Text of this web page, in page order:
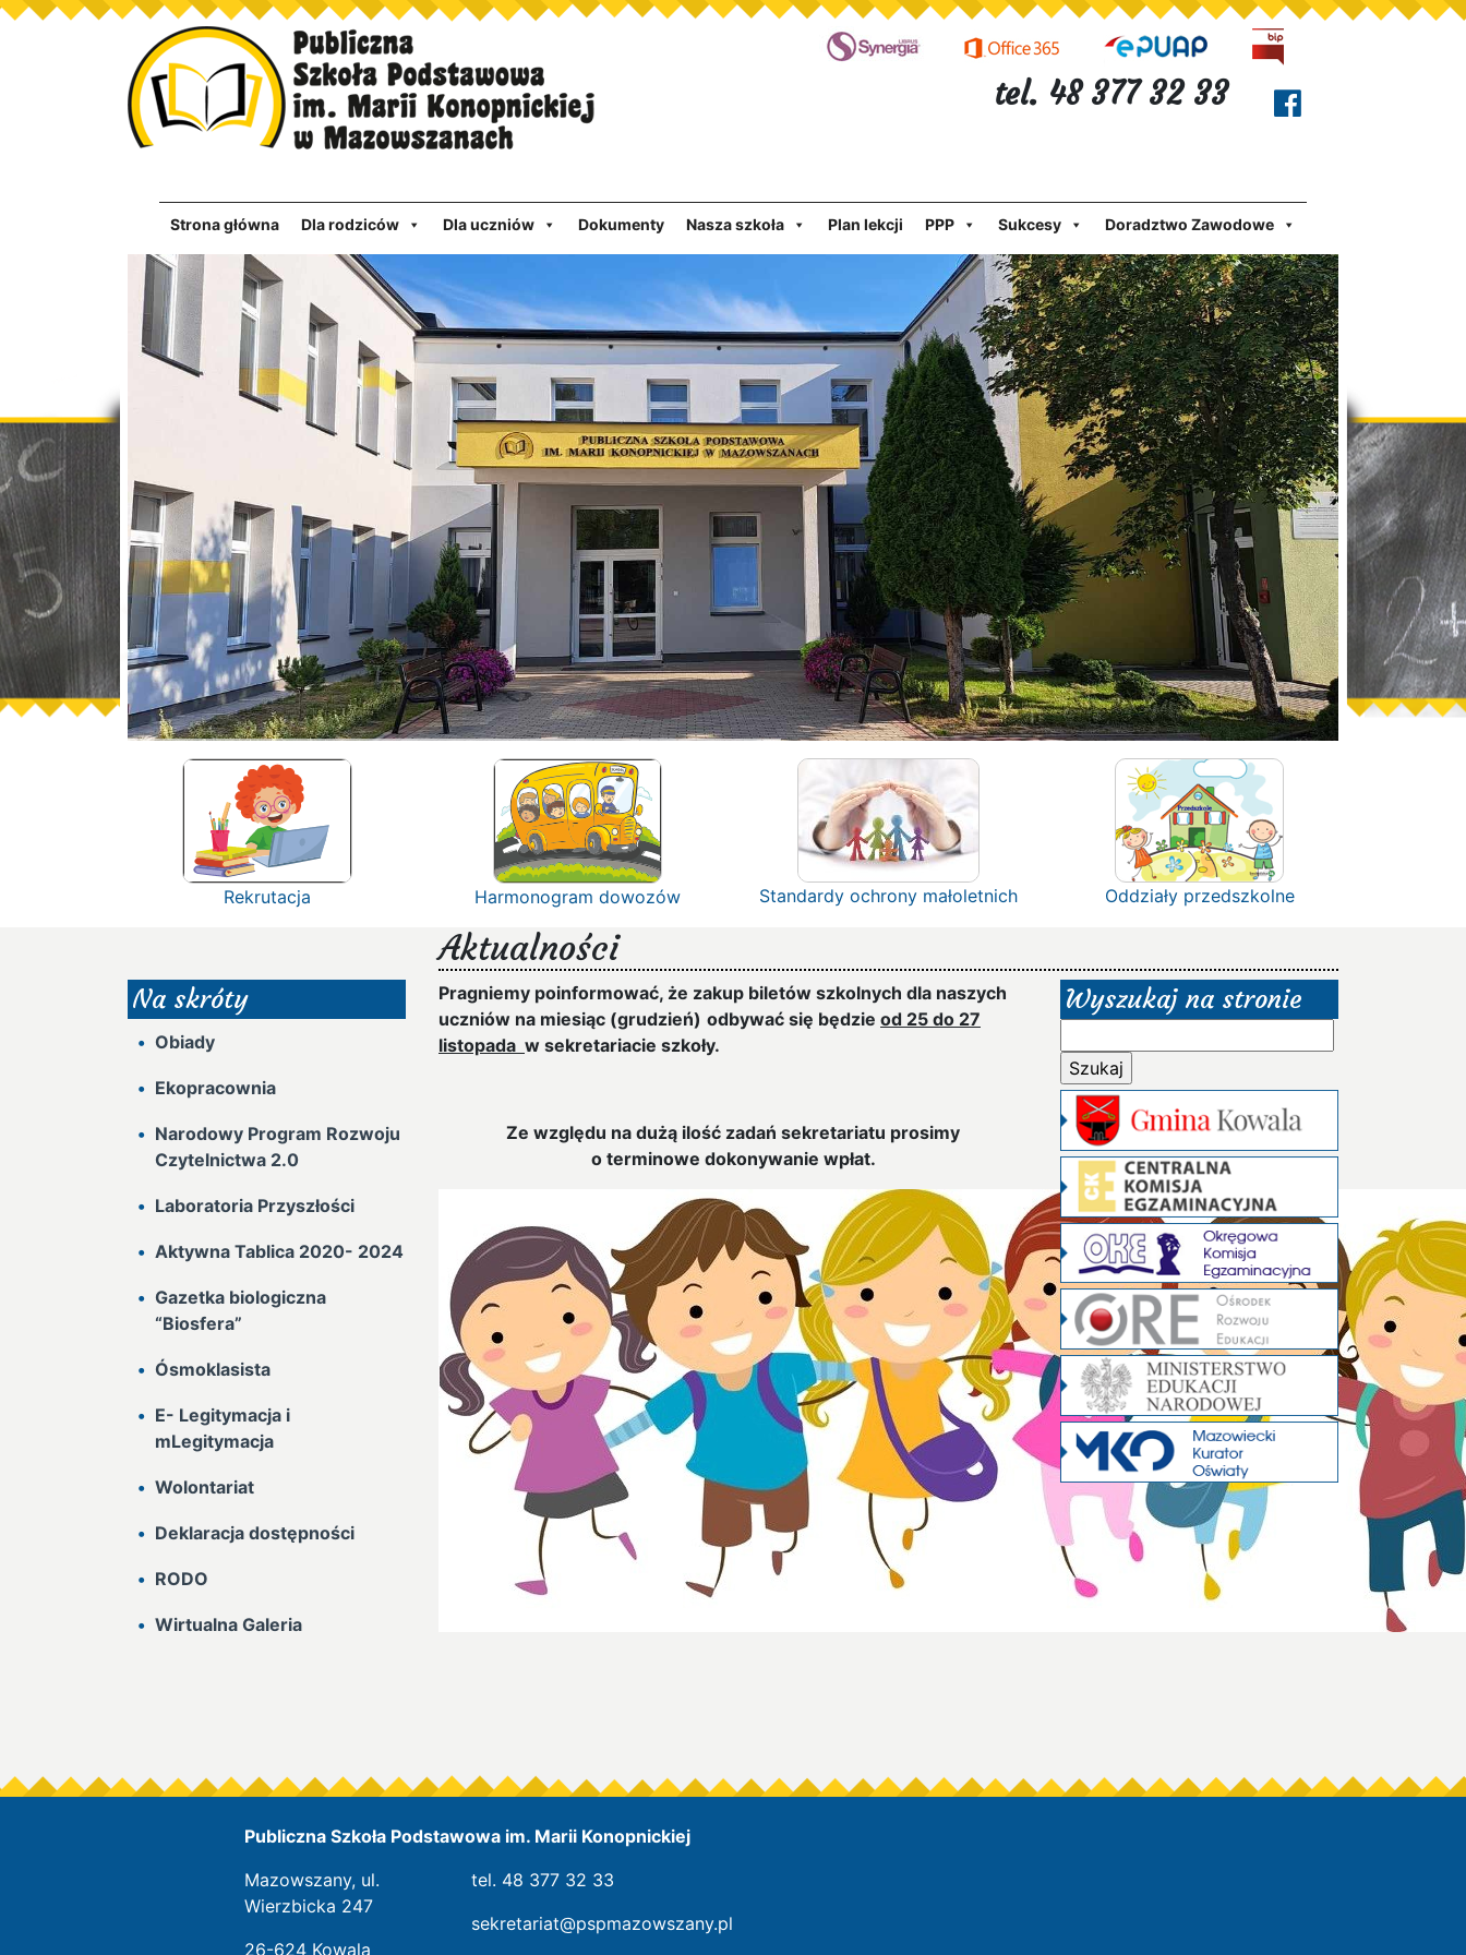
tel. 48 377 32 33
Strona główna Dla rodziców Dla uczniów Dokumenty Nasza szkoła Plan lekcji PPP Sukcesy Doradztwo Zawodowe
Rekrutacja Harmonogram dowozów Standardy ochrony małoletnich Oddziały przedszkolne
Aktualności
Na skróty
Obiady
Ekopracownia
Narodowy Program Rozwoju
Czytelnictwa 2.0
Laboratoria Przyszłości
Aktywna Tablica 2020- 2024
Gazetka biologiczna
“Biosfera”
Ósmoklasista
E- Legitymacja i
mLegitymacja
Wolontariat
Deklaracja dostępności
RODO
Wirtualna Galeria
Pragniemy poinformować, że zakup biletów szkolnych dla naszych
uczniów na miesiąc (grudzień) odbywać się będzie od 25 do 27
listopada w sekretariacie szkoły.
Ze względu na dużą ilość zadań sekretariatu prosimy
o terminowe dokonywanie wpłat.
Wyszukaj na stronie
Publiczna Szkoła Podstawowa im. Marii Konopnickiej
Mazowszany, ul.
Wierzbicka 247
26-624 Kowala
tel. 48 377 32 33
sekretariat@pspmazowszany.pl